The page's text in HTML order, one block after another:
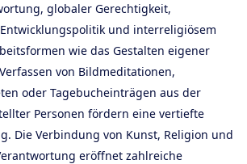
globaler Gerechtigkeit,
und interreligiösem
wie das Gestalten eigener
von Bildmeditationen,
oder Tagebucheinträgen aus der
Personen fördern eine vertiefte
Die Verbindung von Kunst, Religion und
eröffnet zahlreiche